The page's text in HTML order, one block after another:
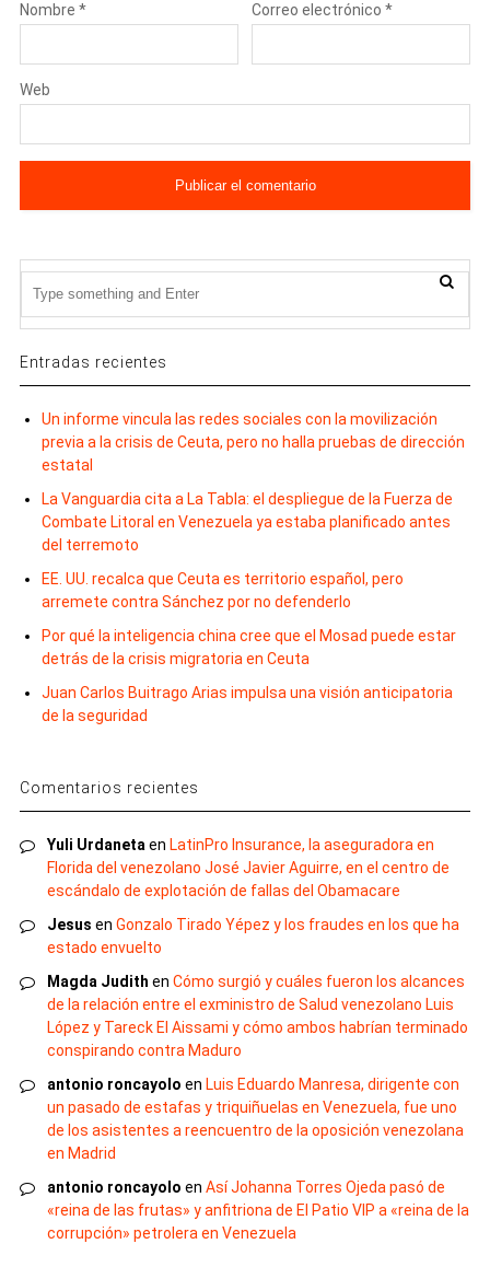
Nombre * Correo electrónico*
Web
Entradas recientes
Un informe vincula las redes sociales con la movilización
previa a la crisis de Ceuta, pero no halla pruebas de dirección
estatal
La Vanguardia cita a La Tabla: el despliegue de la Fuerza de
Combate Litoral en Venezuela ya estaba planificado antes
del terremoto
EE. UU. recalca que Ceuta es territorio español, pero
arremete contra Sánchez por no defenderlo
Por qué la inteligencia china cree que el Mosad puede estar
detrás de la crisis migratoria en Ceuta
Juan Carlos Buitrago Arias impulsa una visión anticipatoria
de la seguridad
Comentarios recientes
Yuli Urdaneta en LatinPro Insurance, la aseguradora en
Florida del venezolano José Javier Aguirre, en el centro de
escándalo de explotación de fallas del Obamacare
Jesus en Gonzalo Tirado Yépez y los fraudes en los que ha
estado envuelto
Magda Judith en Cómo surgió y cuáles fueron los alcances
de la relación entre el exministro de Salud venezolano Luis
López y Tareck El Aissami y cómo ambos habrían terminado
conspirando contra Maduro
antonio roncayolo en Luis Eduardo Manresa, dirigente con
un pasado de estafas y triquiñuelas en Venezuela, fue uno
de los asistentes a reencuentro de la oposición venezolana
en Madrid
antonio roncayolo en Así Johanna Torres Ojeda pasó de
«reina de las frutas» y anfitriona de El Patio VIP a «reina de la
corrupción» petrolera en Venezuela